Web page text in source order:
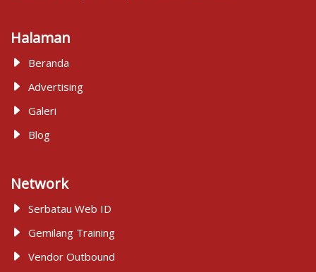
Halaman
Beranda
Advertising
Galeri
Blog
Network
Serbatau Web ID
Gemilang Training
Vendor Outbound